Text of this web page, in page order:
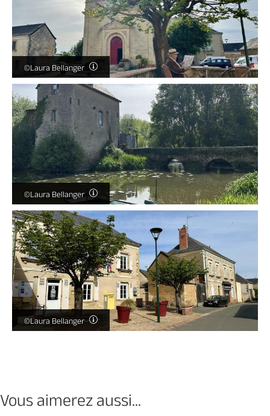
©Laura Bellanger
©Laura Bellanger
©Laura Bellanger
Vous aimerez aussi...